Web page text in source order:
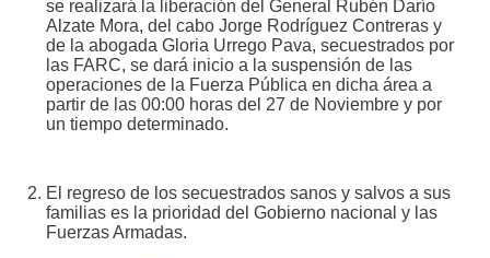
se realizará la liberación del General Rubén Darío
Alzate Mora, del cabo Jorge Rodríguez Contreras y
de la abogada Gloria Urrego Pava, secuestrados por
las FARC, se dará inicio a la suspensión de las
operaciones de la Fuerza Pública en dicha área a
partir de las 00:00 horas del 27 de Noviembre y por
un tiempo determinado.
El regreso de los secuestrados sanos y salvos a sus
familias es la prioridad del Gobierno nacional y las
Fuerzas Armadas.